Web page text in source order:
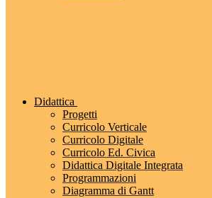
Didattica
Progetti
Curricolo Verticale
Curricolo Digitale
Curricolo Ed. Civica
Didattica Digitale Integrata
Programmazioni
Diagramma di Gantt